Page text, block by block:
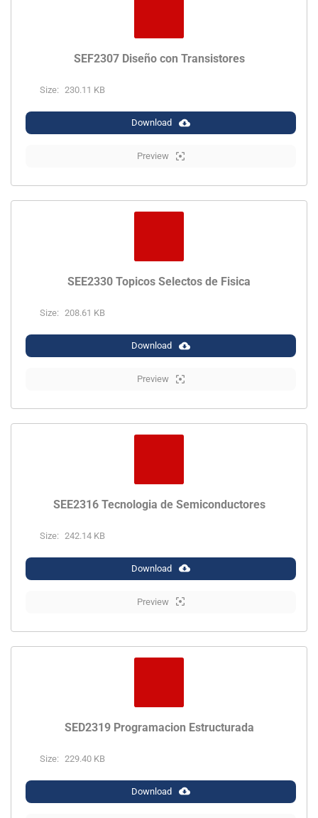
SEF2307 Diseño con Transistores
Size: 230.11 KB
Download
Preview
SEE2330 Topicos Selectos de Fisica
Size: 208.61 KB
Download
Preview
SEE2316 Tecnologia de Semiconductores
Size: 242.14 KB
Download
Preview
SED2319 Programacion Estructurada
Size: 229.40 KB
Download